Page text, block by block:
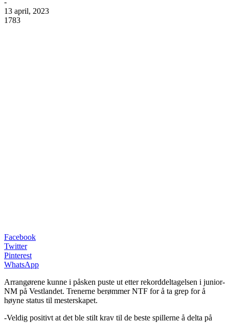
13 april, 2023
1783
Facebook
Twitter
Pinterest
WhatsApp
Arrangørene kunne i påsken puste ut etter rekorddeltagelsen i junior-
NM på Vestlandet. Trenerne berømmer NTF for å ta grep for å
høyne status til mesterskapet.
-Veldig positivt at det ble stilt krav til de beste spillerne å delta på